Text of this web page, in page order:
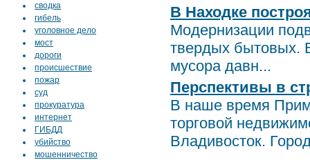
сводка
гибель
уголовное дело
мост
дороги
происшествие
пожар
суд
прокуратура
интернет
ГИБДД
убийство
мошенничество
В Находке
Модернизации
твердых бытовых.
мусора давн...
Перспективы в
В наше время
торговой
Владивосток.